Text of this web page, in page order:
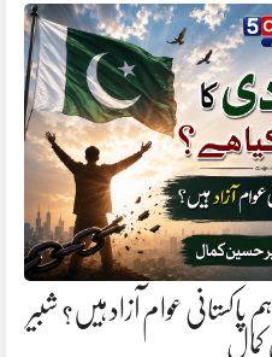
عوام آزاد ہیں؟ شبیر
کمال